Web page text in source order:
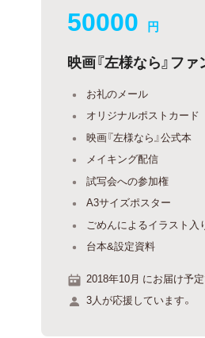
50000 円
映画『左様なら』フ
お礼のメール
オリジナルポストカード
映画『左様なら』公式本
メイキング配信
試写会への参加権
A3サイズポスター
ごめんによるイラスト入
台本&設定資料
2018年10月 にお届け予定
3人が応援しています。